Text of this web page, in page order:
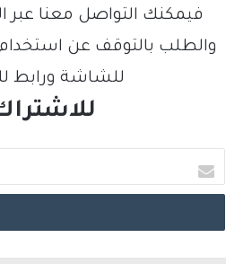
والطلب بالتوقف عن
للشاشة ورابط
د
خ
ل